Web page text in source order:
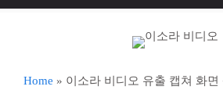
Home » 이소라 비디오 유출 캡쳐 화면